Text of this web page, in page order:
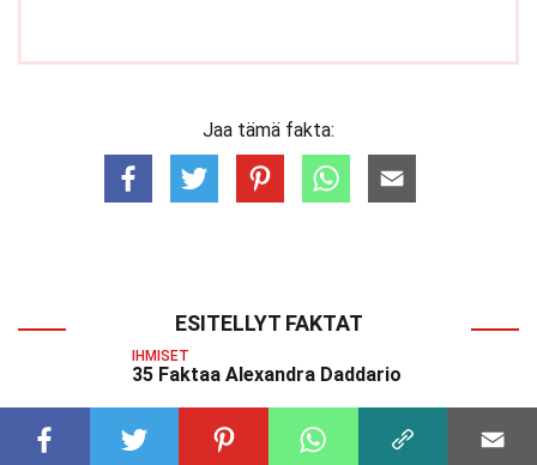
Jaa tämä fakta:
ESITELLYT FAKTAT
IHMISET
35 Faktaa Alexandra Daddario
IHMISET